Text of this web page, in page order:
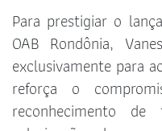
Para prestigiar o
OAB Rondônia,
exclusivamente para
reforça o
reconhecimento